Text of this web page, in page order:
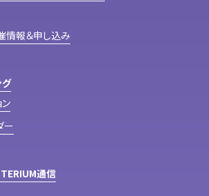
情報＆申し込み
ー
通信